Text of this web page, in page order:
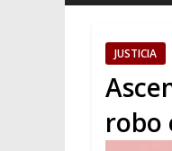
JUSTICIA
robo